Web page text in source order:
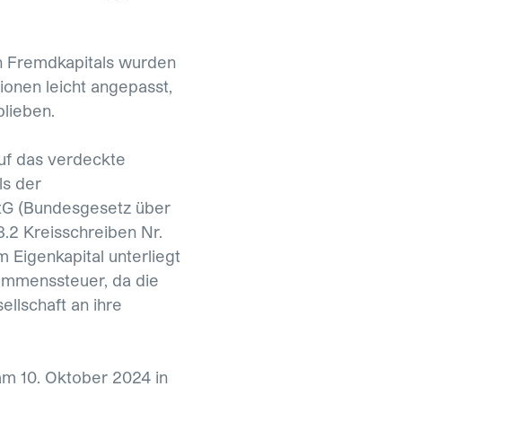
Fremdkapitals wurden
leicht angepasst,
das verdeckte
der
(Bundesgesetz über
Kreisschreiben Nr.
Eigenkapital unterliegt
da die
an ihre
10. Oktober 2024 in
zum-verdeckten-eigenkapital